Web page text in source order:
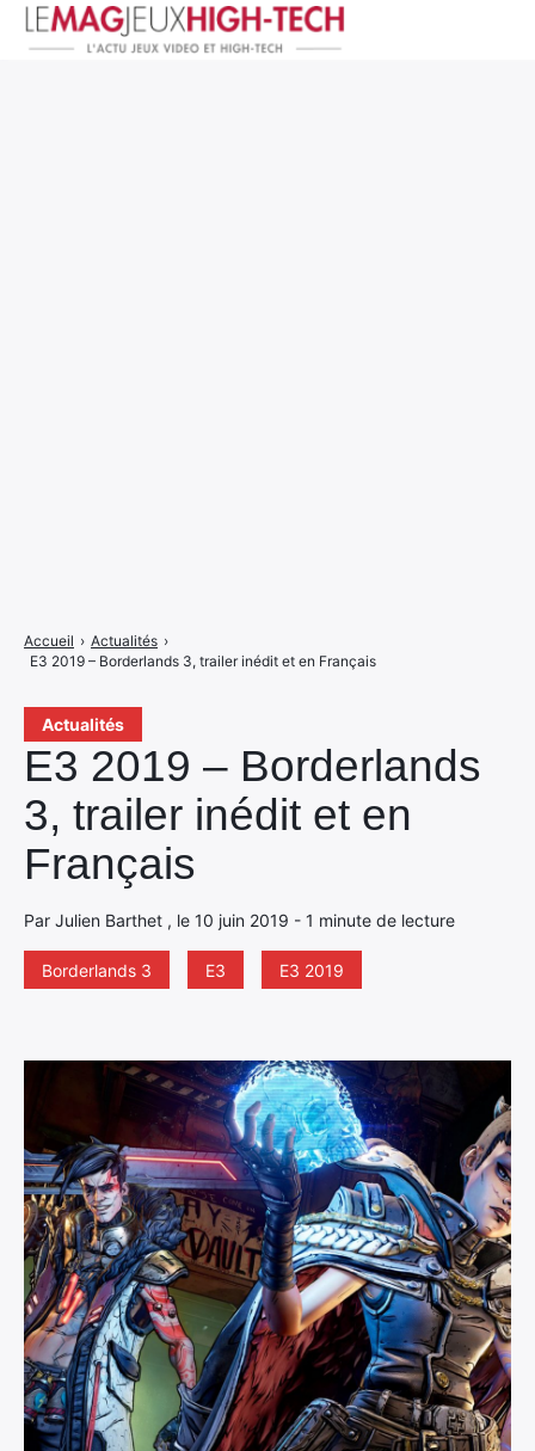
Actualités
E3 2019 – Borderlands
3, trailer inédit et en
Français
Par Julien Barthet , le 10 juin 2019 - 1 minute de lecture
Borderlands 3 E3 E3 2019
Accueil › Actualités ›
E3 2019 – Borderlands 3, trailer inédit et en Français